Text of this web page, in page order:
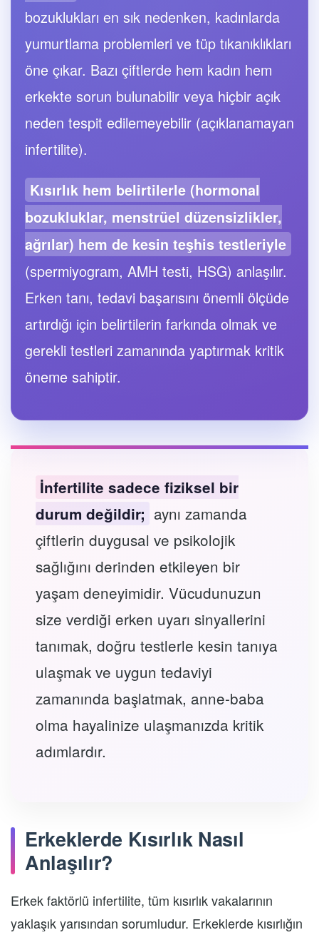
bozuklukları en sık nedenken, kadınlarda
yumurtlama problemleri ve tüp tıkanıklıkları
öne çıkar. Bazı çiftlerde hem kadın hem
erkekte sorun bulunabilir veya hiçbir açık
neden tespit edilemeyebilir (açıklanamayan
infertilite).
Kısırlık hem belirtilerle (hormonal
bozukluklar, menstrüel düzensizlikler,
ağrılar) hem de kesin teşhis testleriyle
(spermiyogram, AMH testi, HSG) anlaşılır.
Erken tanı, tedavi başarısını önemli ölçüde
artırdığı için belirtilerin farkında olmak ve
gerekli testleri zamanında yaptırmak kritik
öneme sahiptir.
İnfertilite sadece fiziksel bir
durum değildir; aynı zamanda
çiftlerin duygusal ve psikolojik
sağlığını derinden etkileyen bir
yaşam deneyimidir. Vücudunuzun
size verdiği erken uyarı sinyallerini
tanımak, doğru testlerle kesin tanıya
ulaşmak ve uygun tedaviyi
zamanında başlatmak, anne-baba
olma hayalinize ulaşmanızda kritik
adımlardır.
Erkeklerde Kısırlık Nasıl
Anlaşılır?
Erkek faktörlü infertilite, tüm kısırlık vakalarının
yaklaşık yarısından sorumludur. Erkeklerde kısırlığın